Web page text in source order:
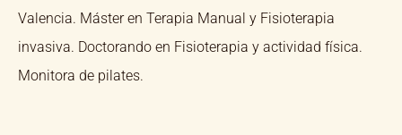
Valencia. Máster en Terapia Manual y Fisioterapia
invasiva. Doctorando en Fisioterapia y actividad física.
Monitora de pilates.